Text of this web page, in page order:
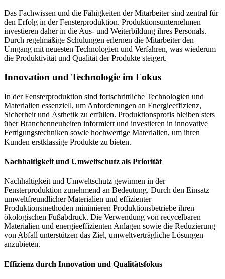
Das Fachwissen und die Fähigkeiten der Mitarbeiter sind zentral für
den Erfolg in der Fensterproduktion. Produktionsunternehmen
investieren daher in die Aus- und Weiterbildung ihres Personals.
Durch regelmäßige Schulungen erlernen die Mitarbeiter den
Umgang mit neuesten Technologien und Verfahren, was wiederum
die Produktivität und Qualität der Produkte steigert.
Innovation und Technologie im Fokus
In der Fensterproduktion sind fortschrittliche Technologien und
Materialien essenziell, um Anforderungen an Energieeffizienz,
Sicherheit und Ästhetik zu erfüllen. Produktionsprofis bleiben stets
über Branchenneuheiten informiert und investieren in innovative
Fertigungstechniken sowie hochwertige Materialien, um ihren
Kunden erstklassige Produkte zu bieten.
Nachhaltigkeit und Umweltschutz als Priorität
Nachhaltigkeit und Umweltschutz gewinnen in der
Fensterproduktion zunehmend an Bedeutung. Durch den Einsatz
umweltfreundlicher Materialien und effizienter
Produktionsmethoden minimieren Produktionsbetriebe ihren
ökologischen Fußabdruck. Die Verwendung von recycelbaren
Materialien und energieeffizienten Anlagen sowie die Reduzierung
von Abfall unterstützen das Ziel, umweltverträgliche Lösungen
anzubieten.
Effizienz durch Innovation und Qualitätsfokus